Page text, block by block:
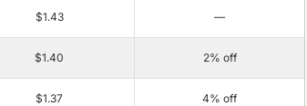
$1.43 —
$1.40 2% off
$1.37 4% off